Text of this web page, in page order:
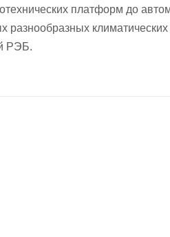
платформ до
климатических
РЭБ.